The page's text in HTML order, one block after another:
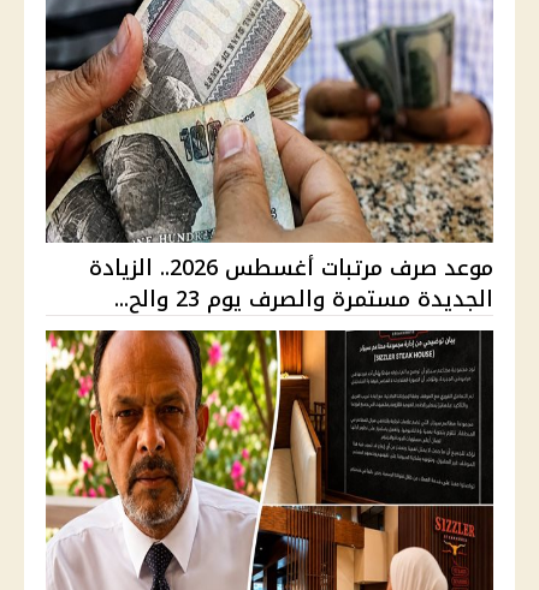
موعد صرف مرتبات أغسطس 2026.. الزيادة
الجديدة مستمرة والصرف يوم 23 والح...